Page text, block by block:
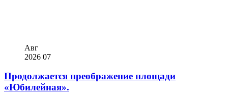
Авг
2026 07
Продолжается преображение площади
«Юбилейная».